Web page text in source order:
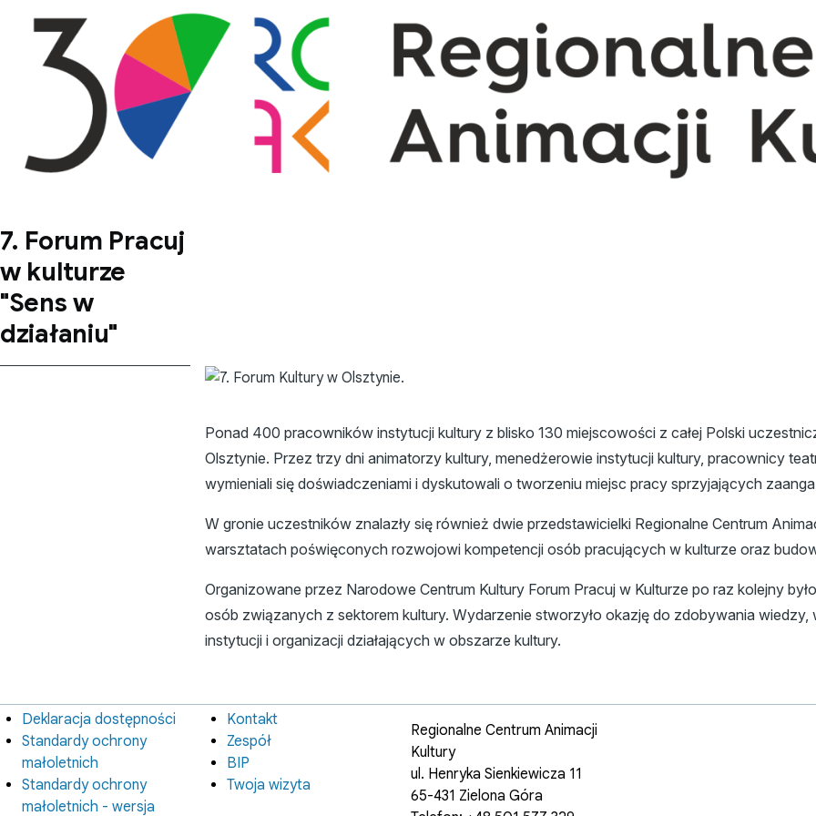
7. Forum Pracuj
w kulturze
"Sens w
działaniu"
Ponad 400 pracowników instytucji kultury z blisko 130 miejscowości z całej Polski
Olsztynie. Przez trzy dni animatorzy kultury, menedżerowie instytucji kultury, pracownicy
wymieniali się doświadczeniami i dyskutowali o tworzeniu miejsc pracy sprzyjających
W gronie uczestników znalazły się również dwie przedstawicielki Regionalne Centrum
warsztatach poświęconych rozwojowi kompetencji osób pracujących w kulturze oraz
Organizowane przez Narodowe Centrum Kultury Forum Pracuj w Kulturze po raz kolejny
osób związanych z sektorem kultury. Wydarzenie stworzyło okazję do zdobywania
instytucji i organizacji działających w obszarze kultury.
Informacje
prawne
Deklaracja dostępności
Standardy ochrony
małoletnich
Standardy ochrony
małoletnich - wersja
Instytucja
Kontakt
Zespół
BIP
Twoja wizyta
Regionalne Centrum Animacji
Kultury
ul. Henryka Sienkiewicza 11
65-431 Zielona Góra